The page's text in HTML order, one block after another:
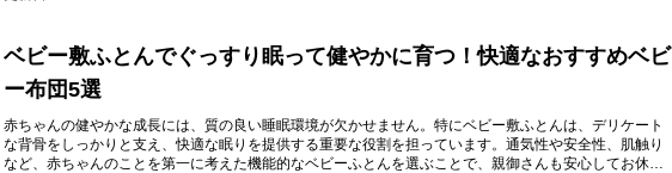
ベビー敷ふとんでぐっすり眠って健やかに育つ！快適なおすすめベビ
ー布団5選
赤ちゃんの健やかな成長には、質の良い睡眠環境が欠かせません。特にベビー敷ふとんは、デリケート
な背骨をしっかりと支え、快適な眠りを提供する重要な役割を担っています。通気性や安全性、肌触り
など、赤ちゃんのことを第一に考えた機能的なベビーふとんを選ぶことで、親御さんも安心してお休み